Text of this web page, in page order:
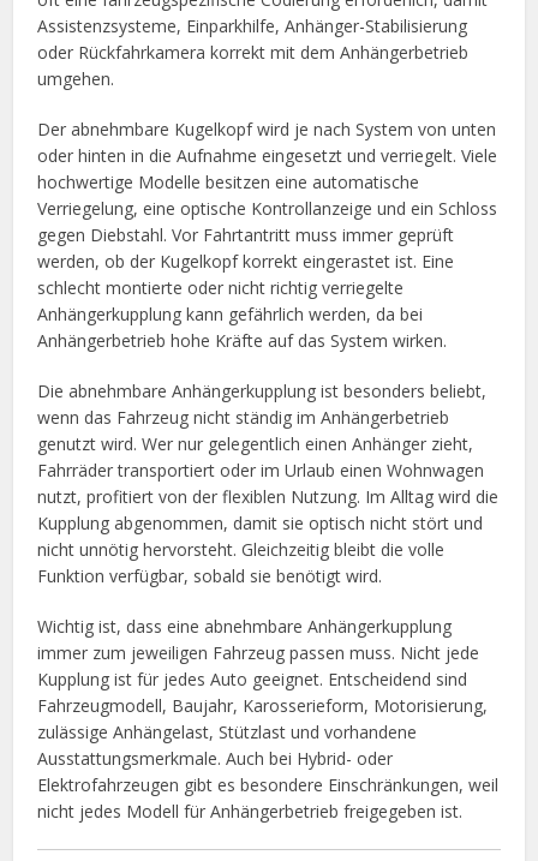
Assistenzsysteme, Einparkhilfe, Anhänger-Stabilisierung
oder Rückfahrkamera korrekt mit dem Anhängerbetrieb
umgehen.
Der abnehmbare Kugelkopf wird je nach System von unten
oder hinten in die Aufnahme eingesetzt und verriegelt. Viele
hochwertige Modelle besitzen eine automatische
Verriegelung, eine optische Kontrollanzeige und ein Schloss
gegen Diebstahl. Vor Fahrtantritt muss immer geprüft
werden, ob der Kugelkopf korrekt eingerastet ist. Eine
schlecht montierte oder nicht richtig verriegelte
Anhängerkupplung kann gefährlich werden, da bei
Anhängerbetrieb hohe Kräfte auf das System wirken.
Die abnehmbare Anhängerkupplung ist besonders beliebt,
wenn das Fahrzeug nicht ständig im Anhängerbetrieb
genutzt wird. Wer nur gelegentlich einen Anhänger zieht,
Fahrräder transportiert oder im Urlaub einen Wohnwagen
nutzt, profitiert von der flexiblen Nutzung. Im Alltag wird die
Kupplung abgenommen, damit sie optisch nicht stört und
nicht unnötig hervorsteht. Gleichzeitig bleibt die volle
Funktion verfügbar, sobald sie benötigt wird.
Wichtig ist, dass eine abnehmbare Anhängerkupplung
immer zum jeweiligen Fahrzeug passen muss. Nicht jede
Kupplung ist für jedes Auto geeignet. Entscheidend sind
Fahrzeugmodell, Baujahr, Karosserieform, Motorisierung,
zulässige Anhängelast, Stützlast und vorhandene
Ausstattungsmerkmale. Auch bei Hybrid- oder
Elektrofahrzeugen gibt es besondere Einschränkungen, weil
nicht jedes Modell für Anhängerbetrieb freigegeben ist.